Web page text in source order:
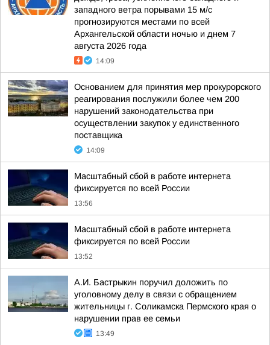
западного ветра порывами 15 м/с
прогнозируются местами по всей
Архангельской области ночью и днем 7
августа 2026 года
14:09
Основанием для принятия мер прокурорского
реагирования послужили более чем 200
нарушений законодательства при
осуществлении закупок у единственного
поставщика
14:09
Масштабный сбой в работе интернета
фиксируется по всей России
13:56
Масштабный сбой в работе интернета
фиксируется по всей России
13:52
А.И. Бастрыкин поручил доложить по
уголовному делу в связи с обращением
жительницы г. Соликамска Пермского края о
нарушении прав ее семьи
13:49